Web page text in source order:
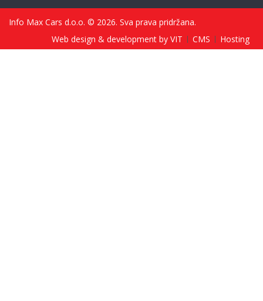
Info Max Cars d.o.o. © 2026. Sva prava pridržana.
Web design & development by VIT
CMS Hosting